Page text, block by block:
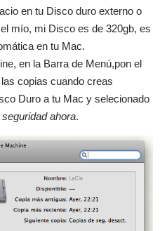
en tu Disco duro externo o
mío, mi Disco es de 320gb, es
en tu Mac.
en la Barra de Menú,pon el
copias cuando creas
Duro a tu Mac y selecionado
ahora.